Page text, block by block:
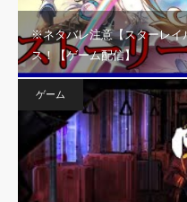
※ネタバレ注意【スターレイ
ス！【ゲーム配信】
ゲーム